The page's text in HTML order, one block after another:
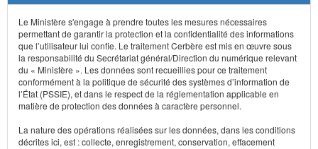
Le Ministère s'engage à prendre toutes les mesures nécessaires
permettant de garantir la protection et la confidentialité des informations
que l’utilisateur lui confie. Le traitement Cerbère est mis en œuvre sous
la responsabilité du Secrétariat général/Direction du numérique relevant
du « Ministère ». Les données sont recueillies pour ce traitement
conformément à la politique de sécurité des systèmes d’information de
l’État (PSSIE), et dans le respect de la réglementation applicable en
matière de protection des données à caractère personnel.
La nature des opérations réalisées sur les données, dans les conditions
décrites ici, est : collecte, enregistrement, conservation, effacement